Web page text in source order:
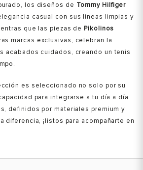
los diseños de Tommy Hilfiger
casual con sus líneas limpias y
que las piezas de Pikolinos
marcas exclusivas, celebran la
acabados cuidados, creando un tenis
es seleccionado no solo por su
para integrarse a tu día a día.
definidos por materiales premium y
diferencia, ¡listos para acompañarte en